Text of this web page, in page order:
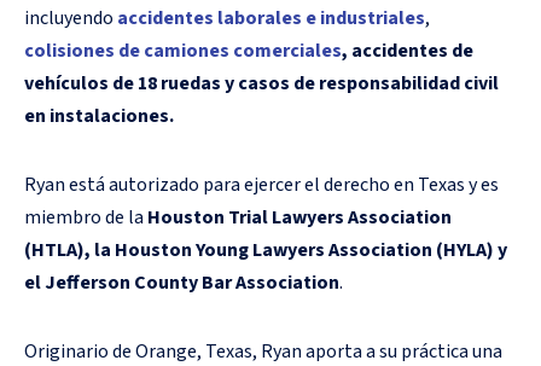
incluyendo accidentes laborales e industriales,
colisiones de camiones comerciales, accidentes de
vehículos de 18 ruedas y casos de responsabilidad civil
en instalaciones.
Ryan está autorizado para ejercer el derecho en Texas y es
miembro de la Houston Trial Lawyers Association
(HTLA), la Houston Young Lawyers Association (HYLA) y
el Jefferson County Bar Association.
Originario de Orange, Texas, Ryan aporta a su práctica una